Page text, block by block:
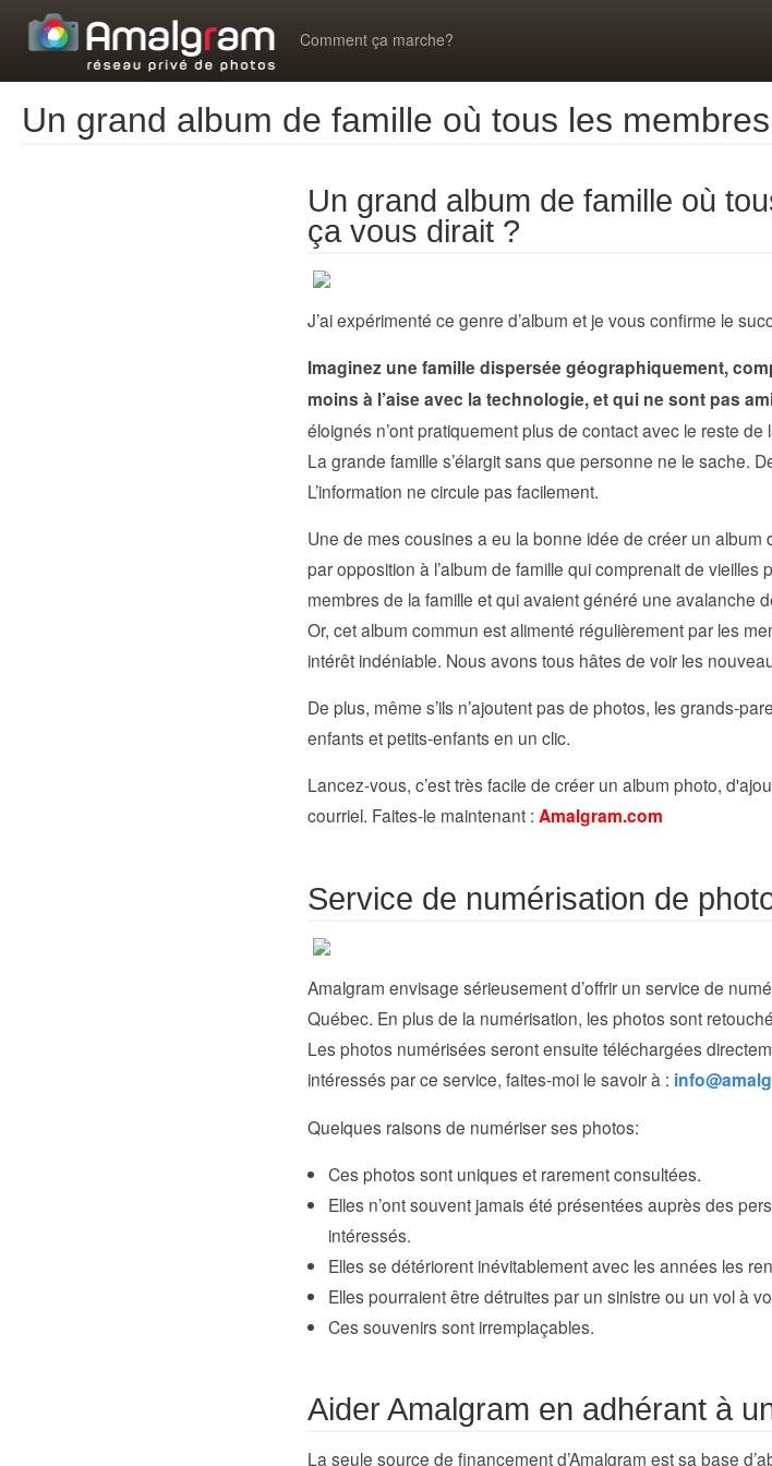
Comment ça marche?
Un grand album de famille où tous les
Un grand album de famille où
ça vous dirait ?
J’ai expérimenté ce genre d’album et je vous confirme le
Imaginez une famille dispersée géographiquement,
moins à l’aise avec la technologie, et qui ne sont pas
éloignés n’ont pratiquement plus de contact avec le reste
La grande famille s’élargit sans que personne ne le sache.
L’information ne circule pas facilement.
Une de mes cousines a eu la bonne idée de créer un
par opposition à l’album de famille qui comprenait de
membres de la famille et qui avaient généré une avalanche
Or, cet album commun est alimenté régulièrement par les
intérêt indéniable. Nous avons tous hâtes de voir les
De plus, même s’ils n’ajoutent pas de photos, les grands-
enfants et petits-enfants en un clic.
Lancez-vous, c’est très facile de créer un album photo,
courriel. Faites-le maintenant : Amalgram.com
Service de numérisation de
Amalgram envisage sérieusement d’offrir un service de
Québec. En plus de la numérisation, les photos sont
Les photos numérisées seront ensuite téléchargées
intéressés par ce service, faites-moi le savoir à :
Quelques raisons de numériser ses photos:
Ces photos sont uniques et rarement consultées.
Elles n’ont souvent jamais été présentées auprès des
intéressés.
Elles se détériorent inévitablement avec les années les
Elles pourraient être détruites par un sinistre ou un vol à
Ces souvenirs sont irremplaçables.
Aider Amalgram en adhérant à
La seule source de financement d’Amalgram est sa base